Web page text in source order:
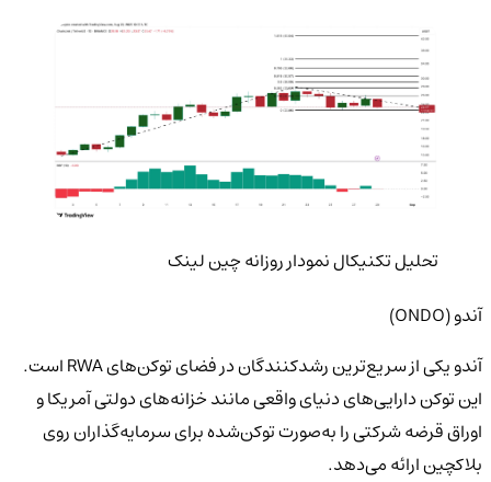
تحلیل تکنیکال نمودار روزانه چین لینک
آندو (ONDO)
آندو یکی از سریع‌ترین رشدکنندگان در فضای توکن‌های RWA است.
این توکن دارایی‌های دنیای واقعی مانند خزانه‌های دولتی آمریکا و
اوراق قرضه شرکتی را به‌صورت توکن‌شده برای سرمایه‌گذاران روی
بلاکچین ارائه می‌دهد.